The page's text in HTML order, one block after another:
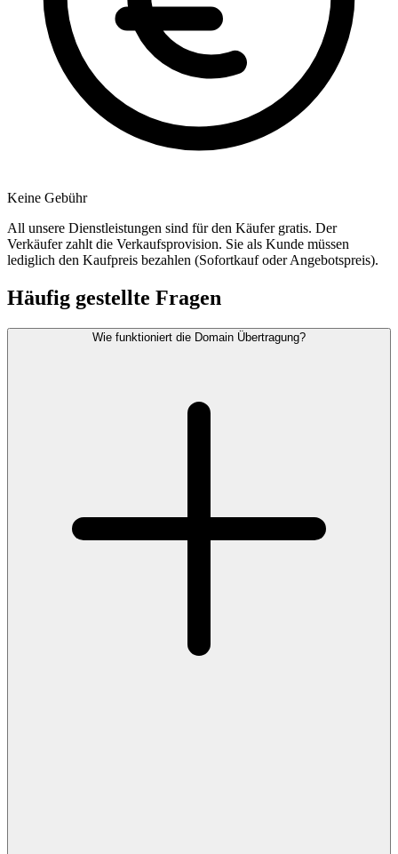
Keine Gebühr
All unsere Dienstleistungen sind für den Käufer gratis. Der
Verkäufer zahlt die Verkaufsprovision. Sie als Kunde müssen
lediglich den Kaufpreis bezahlen (Sofortkauf oder Angebotspreis).
Häufig gestellte Fragen
Wie funktioniert die Domain Übertragung?